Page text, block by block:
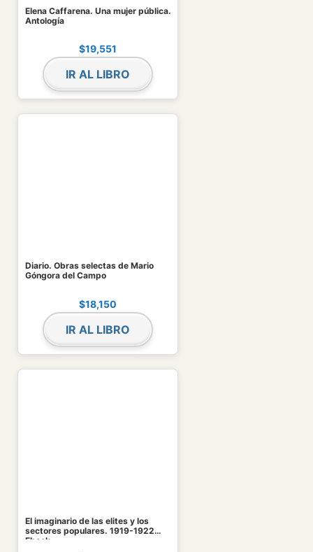
Elena Caffarena. Una mujer pública.
Antología
$19,551
IR AL LIBRO
Diario. Obras selectas de Mario
Góngora del Campo
$18,150
IR AL LIBRO
El imaginario de las elites y los
sectores populares. 1919-1922
Ebook